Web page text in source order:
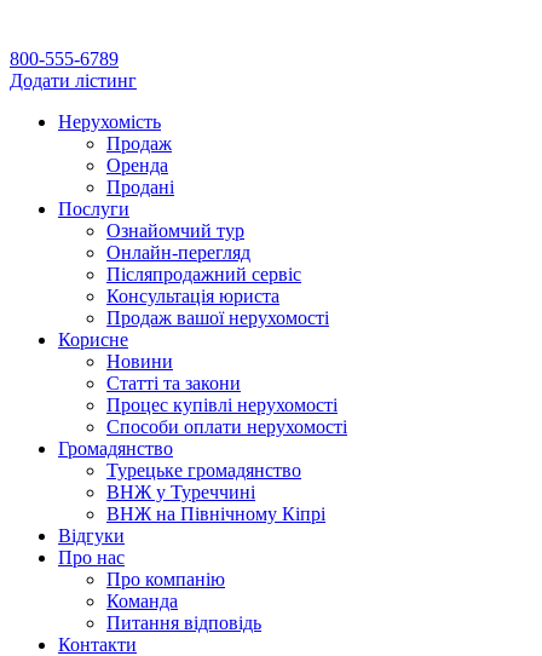
800-555-6789
Додати лістинг
Нерухомість
Продаж
Оренда
Продані
Послуги
Ознайомчий тур
Онлайн-перегляд
Післяпродажний сервіс
Консультація юриста
Продаж вашої нерухомості
Корисне
Новини
Статті та закони
Процес купівлі нерухомості
Способи оплати нерухомості
Громадянство
Турецьке громадянство
ВНЖ у Туреччині
ВНЖ на Північному Кіпрі
Відгуки
Про нас
Про компанію
Команда
Питання відповідь
Контакти